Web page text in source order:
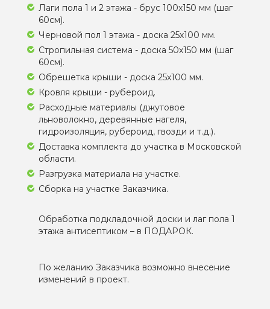
Лаги пола 1 и 2 этажа - брус 100х150 мм (шаг
60см).
Черновой пол 1 этажа - доска 25х100 мм.
Стропильная система - доска 50х150 мм (шаг
60см).
Обрешетка крыши - доска 25х100 мм.
Кровля крыши - рубероид.
Расходные материалы (джутовое
льноволокно, деревянные нагеля,
гидроизоляция, рубероид, гвозди и т.д.).
Доставка комплекта до участка в Московской
области.
Разгрузка материала на участке.
Сборка на участке Заказчика.
Обработка подкладочной доски и лаг пола 1
этажа антисептиком – в ПОДАРОК.
По желанию Заказчика возможно внесение
изменений в проект.